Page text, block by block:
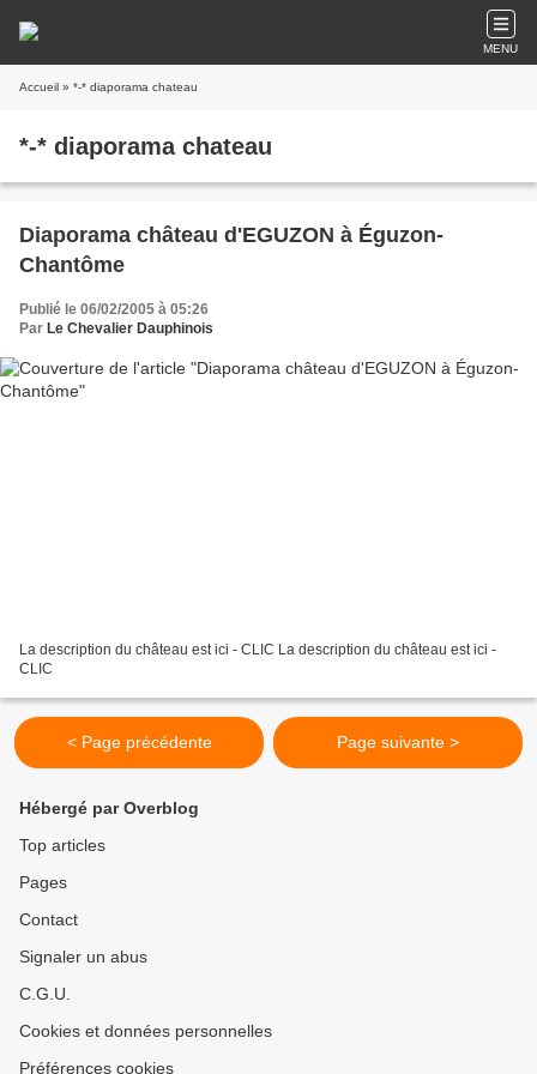
MENU
Accueil » *-* diaporama chateau
*-* diaporama chateau
Diaporama château d'EGUZON à Éguzon-
Chantôme
Publié le 06/02/2005 à 05:26
Par Le Chevalier Dauphinois
La description du château est ici - CLIC La description du château est ici -
CLIC
< Page précédente Page suivante >
Hébergé par Overblog
Top articles
Pages
Contact
Signaler un abus
C.G.U.
Cookies et données personnelles
Préférences cookies